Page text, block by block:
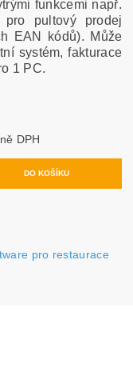
funkcemi např.
pro pultový prodej
EAN kódů). Může
systém, fakturace
1 PC.
včetně DPH
pro restaurace